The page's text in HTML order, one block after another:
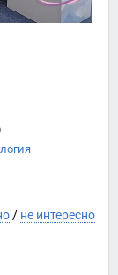
/ не интересно